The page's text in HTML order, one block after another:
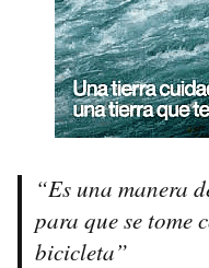
“Es una manera
para que se tome
bicicleta”